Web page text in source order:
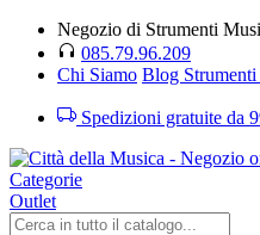
Negozio di Strumenti
085.79.96.209
Chi Siamo Blog
Spedizioni gratuite da
Categorie
Outlet